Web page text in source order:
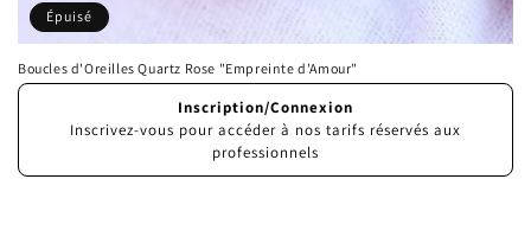
Épuisé
Boucles d'Oreilles Quartz Rose "Empreinte d'Amour"
Prix
habituel
Inscription/Connexion
Inscrivez-vous pour accéder à nos tarifs réservés aux
professionnels